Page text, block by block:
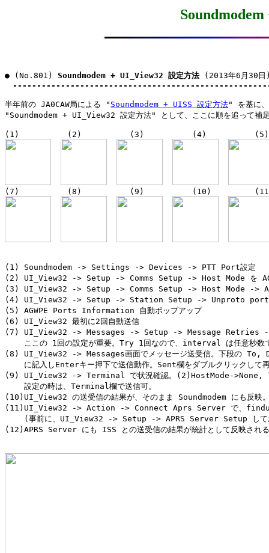
● (No.801) Soundmodem + UI_View32 設定方法 (2013年6月30日
半年前の JA0CAW局による " Soundmodem + UISS 設定方法" を基に
"Soundmodem + UI_View32 設定方法" として、ここに順を追って補
(1) Soundmodem -> Settings -> Devices -> PTT Port設定
(2) UI_View32 -> Setup -> Comms Setup -> Host Mode を
(3) UI_View32 -> Setup -> Comms Setup -> Host Mode ->
(4) UI_View32 -> Setup -> Station Setup -> Unproto
(5) AGWPE Ports Information 自動ポップアップ
(6) UI_View32 最初に2回自動送信
(7) UI_View32 -> Messages -> Setup -> Message
ここの 1回の設定が重要。Try 1回なので、interval は任意秒数
(8) UI_View32 -> Messages画面でメッセージ送受信。下段の
に記入しEnterキー押下で送信動作。Sent欄をダブルクリックして
(9) UI_View32 -> Terminal で状況確認。(2)HostMode->None,
    設定の時は、Terminal欄で送信可。
(10)UI_View32 の送受信の結果が、そのまま Soundmodem にも反映
(11)UI_View32 -> Action -> Connect Aprs Server で、
(事前に、UI_View32 -> Setup -> APRS Server Setup して
(12)APRS Server にも ISS との送受信の結果が統計として反映され